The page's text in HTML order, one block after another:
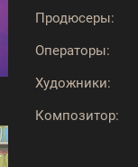
Продюсеры:
Операторы:
Художники:
Композитор: